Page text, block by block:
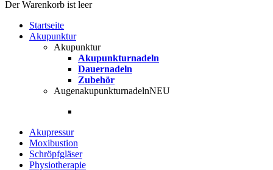
Der Warenkorb ist leer
Startseite
Akupunktur
Akupunktur
Akupunkturnadeln
Dauernadeln
Zubehör
AugenakupunkturnadelnNEU
Akupressur
Moxibustion
Schröpfgläser
Physiotherapie